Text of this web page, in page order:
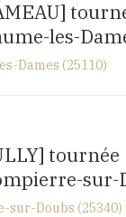
les-
Dames (25110)
Baume-les-
tournée
sur-
sur-Doubs (25340)